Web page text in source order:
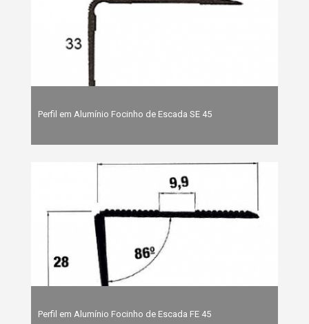
Perfil em Alumínio Focinho de Escada SE 45
Perfil em Alumínio Focinho de Escada FE 45